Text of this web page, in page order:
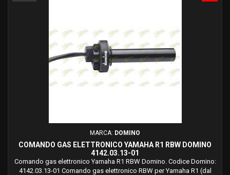
MARCA: DOMINO
COMANDO GAS ELETTRONICO YAMAHA R1 RBW DOMINO
4142.03.13-01
Comando gas elettronico Yamaha R1 RBW Domino. Codice Domino:
4142.03.13-01 Comando gas elettronico RBW per Yamaha R1 (dal